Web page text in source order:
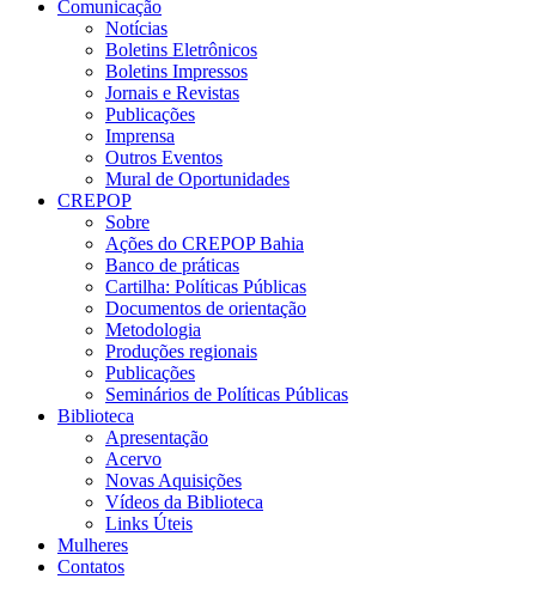
Comunicação
Notícias
Boletins Eletrônicos
Boletins Impressos
Jornais e Revistas
Publicações
Imprensa
Outros Eventos
Mural de Oportunidades
CREPOP
Sobre
Ações do CREPOP Bahia
Banco de práticas
Cartilha: Políticas Públicas
Documentos de orientação
Metodologia
Produções regionais
Publicações
Seminários de Políticas Públicas
Biblioteca
Apresentação
Acervo
Novas Aquisições
Vídeos da Biblioteca
Links Úteis
Mulheres
Contatos